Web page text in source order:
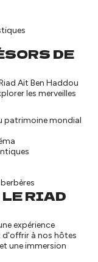
DE
Aït Ben Haddou
les merveilles
patrimoine mondial
RIAD
expérience
d'offrir à nos hôtes
une immersion